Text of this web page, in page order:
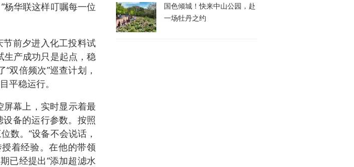
杨华联这样叮嘱每一位
前夕进入化工投料试
生产成功只是起点，稳
双倍频次”巡查计划，
平稳运行。
幕上，实时显示着最
备的运行参数。按照
数。“设备不会说话，
着经验。在他的带领
已经提出“添加超滤水
国色倾城！快来中山公园，赴
一场牡丹之约